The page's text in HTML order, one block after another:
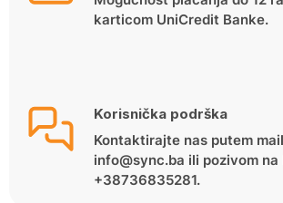
karticom UniCredit Banke.
Korisnička podrška
Kontaktirajte nas putem
info@sync.ba ili pozivom na
+38736835281.